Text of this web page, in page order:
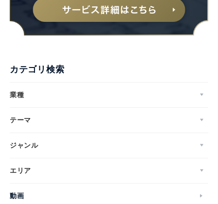
カテゴリ検索
業種
テーマ
ジャンル
エリア
動画